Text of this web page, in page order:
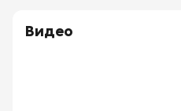
Видео